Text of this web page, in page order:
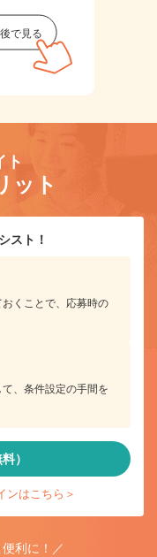
ト
ット
スト！
くことで、応募時の
、条件設定の手間を
）
ンはこちら＞
利に！／